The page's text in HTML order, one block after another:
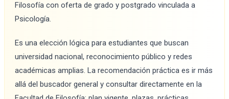
Filosofía con oferta de grado y postgrado vinculada a
Psicología.
Es una elección lógica para estudiantes que buscan
universidad nacional, reconocimiento público y redes
académicas amplias. La recomendación práctica es ir más
allá del buscador general y consultar directamente en la